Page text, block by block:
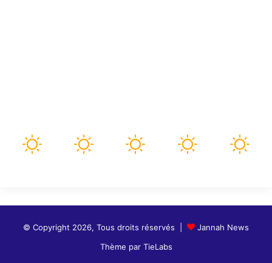
© Copyright 2026, Tous droits réservés |
Jannah News
Thème par TieLabs